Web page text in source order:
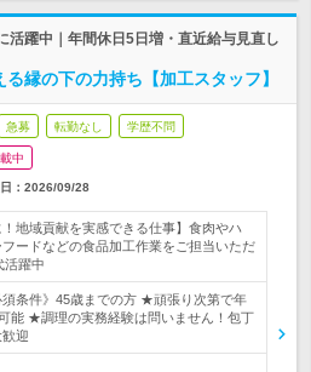
活躍中｜年間休日5日増・直近給与見直し
縁の下の力持ち【加工スタッフ】
急募 転勤なし 学歴不問
中
： 2026/09/28
！地域貢献を実感できる仕事】食肉やハ
ードなどの食品加工作業をご担当いただ
活躍中
須条件》45歳までの方 ★頑張り次第で年
能 ★調理の実務経験は問いません！包丁
迎